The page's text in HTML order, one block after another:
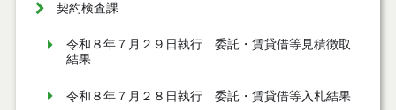
契約検査課
令和８年７月２９日執行 委託・賃貸借等見積徴取
結果
令和８年７月２８日執行 委託・賃貸借等入札結果